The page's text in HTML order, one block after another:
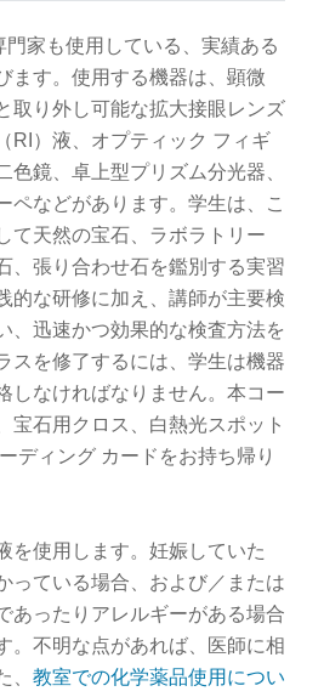
家も使用している、実績ある
ます。使用する機器は、顕微
取り外し可能な拡大接眼レンズ
RI）液、オプティック フィギ
色鏡、卓上型プリズム分光器、
ペなどがあります。学生は、こ
て天然の宝石、ラボラトリー
、張り合わせ石を鑑別する実習
的な研修に加え、講師が主要検
、迅速かつ効果的な検査方法を
スを修了するには、学生は機器
しなければなりません。本コー
宝石用クロス、白熱光スポット
ディング カードをお持ち帰り
を使用します。妊娠していた
っている場合、および／または
あったりアレルギーがある場合
。不明な点があれば、医師に相
、 教室での化学薬品使用につい